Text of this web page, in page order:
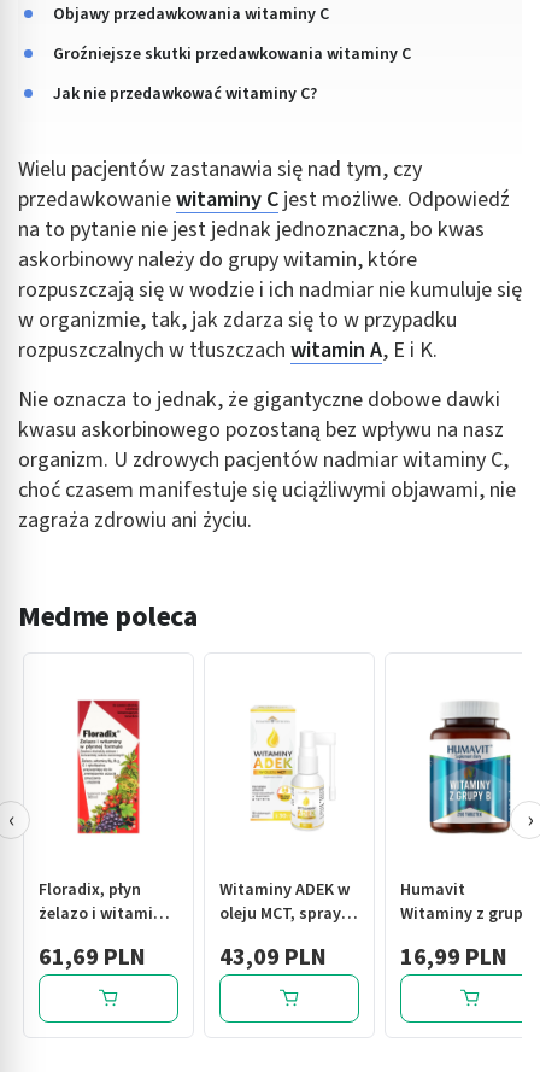
Objawy przedawkowania witaminy C
Groźniejsze skutki przedawkowania witaminy C
Jak nie przedawkować witaminy C?
Wielu pacjentów zastanawia się nad tym, czy
przedawkowaniewitaminy C jest możliwe. Odpowiedź
na to pytanie nie jest jednak jednoznaczna, bo kwas
askorbinowy należy do grupy witamin, które
rozpuszczają się w wodzie i ich nadmiar nie kumuluje się
w organizmie, tak, jak zdarza się to w przypadku
rozpuszczalnych w tłuszczach witamin A, E i K.
Nie oznacza to jednak, że gigantyczne dobowe dawki
kwasu askorbinowego pozostaną bez wpływu na nasz
organizm. U zdrowych pacjentów nadmiar witaminy C,
choć czasem manifestuje się uciążliwymi objawami, nie
zagraża zdrowiu ani życiu.
Medme poleca
Floradix, płyn
żelazo i witaminy,
61,69 PLN
Witaminy ADEK w
oleju MCT, spray,
aplikatorem
43,09 PLN
Humavit
Witaminy z grupy
szt.
16,99 PLN
‹ ›